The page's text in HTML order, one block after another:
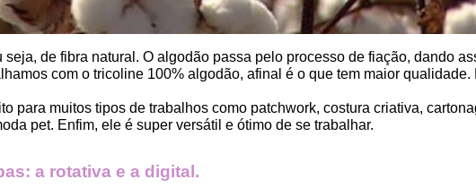
de fibra natural. O algodão passa pelo processo de fiação, dando
com o tricoline 100% algodão, afinal é o que tem maior
para muitos tipos de trabalhos como patchwork, costura criativa,
pet. Enfim, ele é super versátil e ótimo de se trabalhar.
a rotativa e a digital.